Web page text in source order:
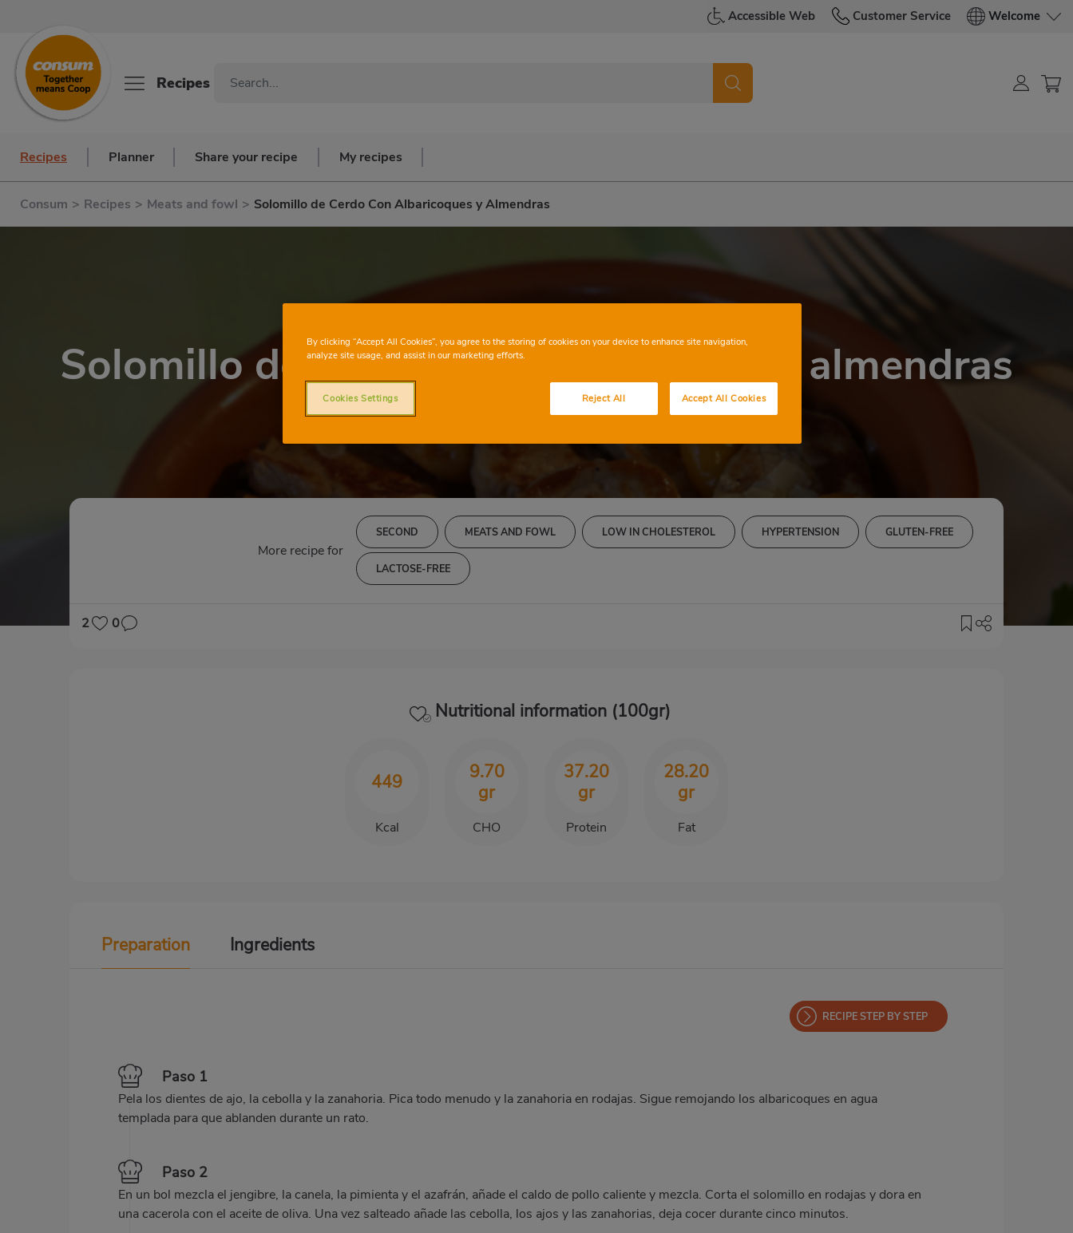
Accessible Web Customer Service Welcome
Recipes
Recipes Planner Share your recipe My recipes
Consum > Recipes > Meats and fowl > Solomillo de Cerdo Con Albaricoques y Almendras
Solomillo de cerdo con albaricoques y almendras
More recipe for
SECOND MEATS AND FOWL LOW IN CHOLESTEROL HYPERTENSION GLUTEN-FREE
LACTOSE-FREE
2 0
Nutritional information (100gr)
449
Kcal
9.70
gr
CHO
37.20
gr
Protein
28.20
gr
Fat
Preparation Ingredients
RECIPE STEP BY STEP
Paso 1
Pela los dientes de ajo, la cebolla y la zanahoria. Pica todo menudo y la zanahoria en rodajas. Sigue remojando los albaricoques en agua
templada para que ablanden durante un rato.
Paso 2
En un bol mezcla el jengibre, la canela, la pimienta y el azafrán, añade el caldo de pollo caliente y mezcla. Corta el solomillo en rodajas y dora en
una cacerola con el aceite de oliva. Una vez salteado añade las cebolla, los ajos y las zanahorias, deja cocer durante cinco minutos.
By clicking “Accept All Cookies”, you agree to the storing of cookies on your device to enhance site navigation,
analyze site usage, and assist in our marketing efforts.
Reject All Accept All Cookies
Cookies Settings